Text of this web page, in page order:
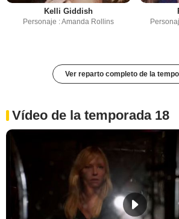
Kelli Giddish
Personaje : Amanda Rollins
Ver reparto completo de la
Vídeo de la temporada 18